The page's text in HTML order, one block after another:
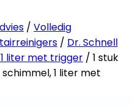
/ Volledig
/ Dr. Schnell
liter met trigger / 1 stuk
1 liter met